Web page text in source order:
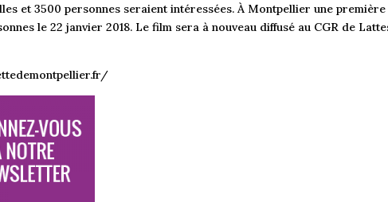
et 3500 personnes seraient intéressées. À Montpellier une première
le 22 janvier 2018. Le film sera à nouveau diffusé au CGR de